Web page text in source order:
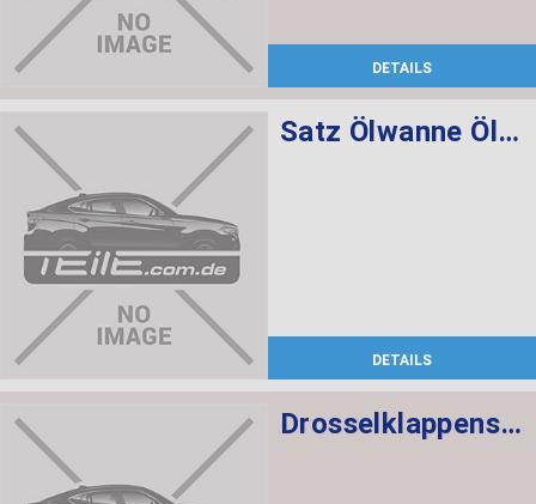
DETAILS
Satz Ölwanne Ölfilter Automatikgetriebe
DETAILS
Drosselklappenstutzen